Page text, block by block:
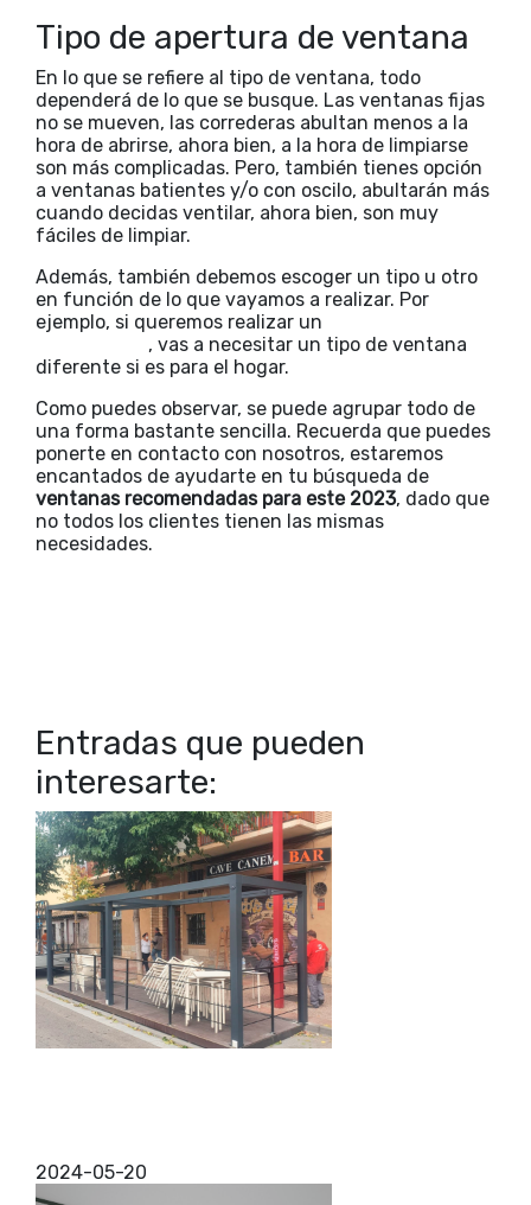
Tipo de apertura de ventana
En lo que se refiere al tipo de ventana, todo
dependerá de lo que se busque. Las ventanas fijas
no se mueven, las correderas abultan menos a la
hora de abrirse, ahora bien, a la hora de limpiarse
son más complicadas. Pero, también tienes opción
a ventanas batientes y/o con oscilo, abultarán más
cuando decidas ventilar, ahora bien, son muy
fáciles de limpiar.
Además, también debemos escoger un tipo u otro
en función de lo que vayamos a realizar. Por
ejemplo, si queremos realizar un
, vas a necesitar un tipo de ventana
diferente si es para el hogar.
Como puedes observar, se puede agrupar todo de
una forma bastante sencilla. Recuerda que puedes
ponerte en contacto con nosotros, estaremos
encantados de ayudarte en tu búsqueda de
ventanas recomendadas para este 2023, dado que
no todos los clientes tienen las mismas
necesidades.
Entradas que pueden
interesarte:
2024-05-20